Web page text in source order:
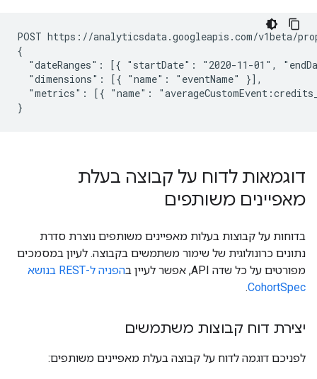
POST https://analyticsdata.googleapis.com/v1beta/
{
"dateRanges": [{ "startDate": "2020-11-01",
  "dimensions": [{ "name": "eventName" }],
"metrics": [{ "name":
דוגמאות לדוח על קבוצה בעלת
מאפיינים משותפים
בדוחות על קבוצות בעלות מאפיינים משותפים נוצרת סדרת
נתונים כרונולוגית של שימור משתמשים בקבוצה. לעיון במסמכים
מפורטים על כל שדה API, אפשר לעיין ב
הפניה ל-REST בנושא
CohortSpec
.
יצירת דוח קבוצות משתמשים
לפניכם דוגמה לדוח על קבוצה בעלת מאפיינים משותפים: